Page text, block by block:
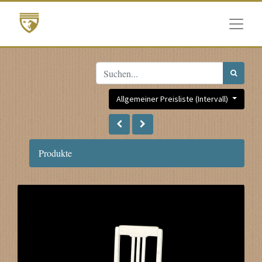
Produkte
Allgemeiner Preisliste (Intervall)